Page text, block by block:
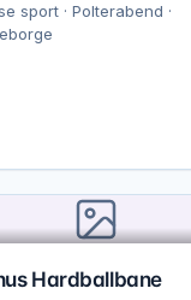
sport · Polterabend ·
Hardballbane